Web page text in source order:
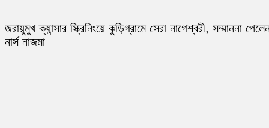
জরায়ুমুখ ক্যান্সার স্ক্রিনিংয়ে কুড়িগ্রামে সেরা নাগেশ্বরী, সম্মাননা
নার্স নাজমা